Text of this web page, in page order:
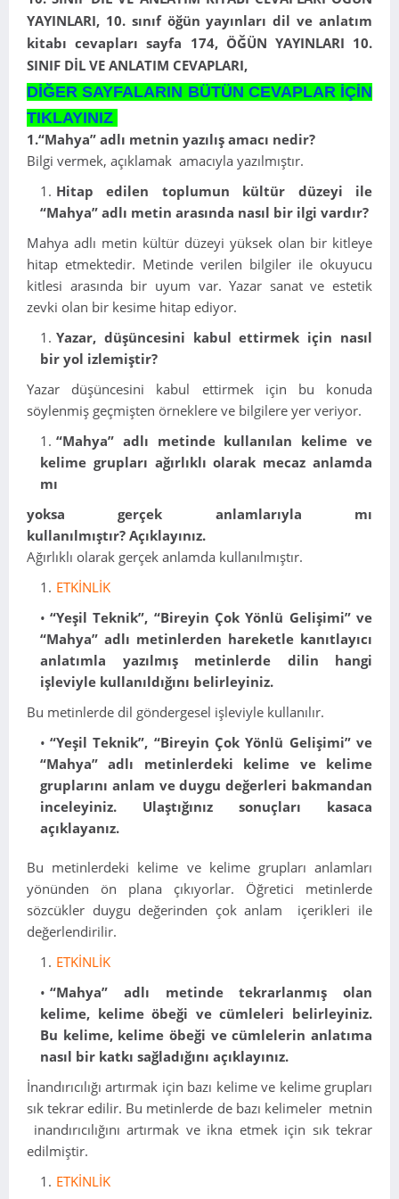
YAYINLARI, 10. sınıf öğün yayınları dil ve anlatım
kitabı cevapları sayfa 174, ÖĞÜN YAYINLARI 10.
SINIF DİL VE ANLATIM CEVAPLARI,
DİĞER SAYFALARIN BÜTÜN CEVAPLAR İÇİN
TIKLAYINIZ
1.“Mahya” adlı metnin yazılış amacı nedir?
Bilgi vermek, açıklamak amacıyla yazılmıştır.
Hitap edilen toplumun kültür düzeyi ile
“Mahya” adlı metin arasında nasıl bir ilgi vardır?
Mahya adlı metin kültür düzeyi yüksek olan bir kitleye
hitap etmektedir. Metinde verilen bilgiler ile okuyucu
kitlesi arasında bir uyum var. Yazar sanat ve estetik
zevki olan bir kesime hitap ediyor.
Yazar, düşüncesini kabul ettirmek için nasıl
bir yol izlemiştir?
Yazar düşüncesini kabul ettirmek için bu konuda
söylenmiş geçmişten örneklere ve bilgilere yer veriyor.
“Mahya” adlı metinde kullanılan kelime ve
kelime grupları ağırlıklı olarak mecaz anlamda
mı
yoksa gerçek anlamlarıyla mı
kullanılmıştır? Açıklayınız.
Ağırlıklı olarak gerçek anlamda kullanılmıştır.
ETKİNLİK
“Yeşil Teknik”, “Bireyin Çok Yönlü Gelişimi” ve
“Mahya” adlı metinlerden hareketle kanıtlayıcı
anlatımla yazılmış metinlerde dilin hangi
işleviyle kullanıldığını belirleyiniz.
Bu metinlerde dil göndergesel işleviyle kullanılır.
“Yeşil Teknik”, “Bireyin Çok Yönlü Gelişimi” ve
“Mahya” adlı metinlerdeki kelime ve kelime
gruplarını anlam ve duygu değerleri bakmandan
inceleyiniz. Ulaştığınız sonuçları kasaca
açıklayanız.
Bu metinlerdeki kelime ve kelime grupları anlamları
yönünden ön plana çıkıyorlar. Öğretici metinlerde
sözcükler duygu değerinden çok anlam içerikleri ile
değerlendirilir.
ETKİNLİK
“Mahya” adlı metinde tekrarlanmış olan
kelime, kelime öbeği ve cümleleri belirleyiniz.
Bu kelime, kelime öbeği ve cümlelerin anlatıma
nasıl bir katkı sağladığını açıklayınız.
İnandırıcılığı artırmak için bazı kelime ve kelime grupları
sık tekrar edilir. Bu metinlerde de bazı kelimeler metnin
inandırıcılığını artırmak ve ikna etmek için sık tekrar
edilmiştir.
ETKİNLİK